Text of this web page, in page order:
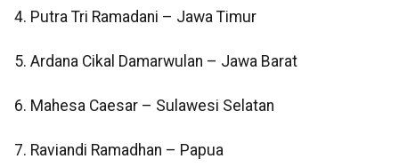
4. Putra Tri Ramadani – Jawa Timur
5. Ardana Cikal Damarwulan – Jawa Barat
6. Mahesa Caesar – Sulawesi Selatan
7. Raviandi Ramadhan – Papua